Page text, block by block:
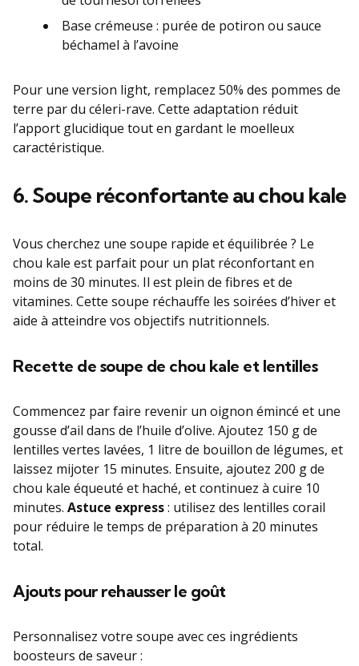
Base crémeuse : purée de potiron ou sauce
béchamel à l’avoine
Pour une version light, remplacez 50% des pommes de
terre par du céleri-rave. Cette adaptation réduit
l’apport glucidique tout en gardant le moelleux
caractéristique.
6. Soupe réconfortante au chou kale
Vous cherchez une soupe rapide et équilibrée ? Le
chou kale est parfait pour un plat réconfortant en
moins de 30 minutes. Il est plein de fibres et de
vitamines. Cette soupe réchauffe les soirées d’hiver et
aide à atteindre vos objectifs nutritionnels.
Recette de soupe de chou kale et lentilles
Commencez par faire revenir un oignon émincé et une
gousse d’ail dans de l’huile d’olive. Ajoutez 150 g de
lentilles vertes lavées, 1 litre de bouillon de légumes, et
laissez mijoter 15 minutes. Ensuite, ajoutez 200 g de
chou kale équeuté et haché, et continuez à cuire 10
minutes. Astuce express: utilisez des lentilles corail
pour réduire le temps de préparation à 20 minutes
total.
Ajouts pour rehausser le goût
Personnalisez votre soupe avec ces ingrédients
boosteurs de saveur :